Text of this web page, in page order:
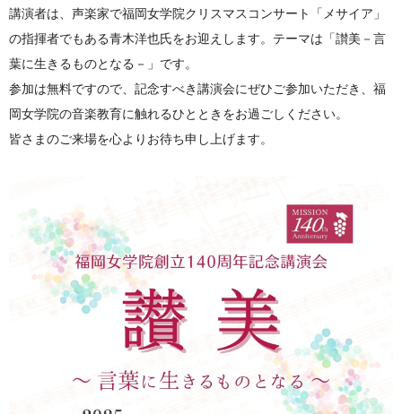
講演者は、声楽家で福岡女学院クリスマスコンサート「メサイア」
の指揮者でもある青木洋也氏をお迎えします。テーマは「讃美－言
葉に生きるものとなる－」です。
参加は無料ですので、記念すべき講演会にぜひご参加いただき、福
岡女学院の音楽教育に触れるひとときをお過ごしください。
皆さまのご来場を心よりお待ち申し上げます。